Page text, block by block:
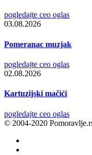
pogledajte ceo oglas
03.08.2026
Pomeranac muzjak
pogledajte ceo oglas
02.08.2026
Kartuzijski mačići
pogledajte ceo oglas
© 2004-2020